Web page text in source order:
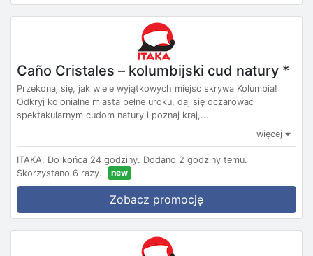
Caño Cristales – kolumbijski cud natury *
Przekonaj się, jak wiele wyjątkowych miejsc skrywa Kolumbia!
Odkryj kolonialne miasta pełne uroku, daj się oczarować
spektakularnym cudom natury i poznaj kraj,...
więcej
ITAKA. Do końca 24 godziny. Dodano 2 godziny temu.
Skorzystano 6 razy.
new
Zobacz promocję